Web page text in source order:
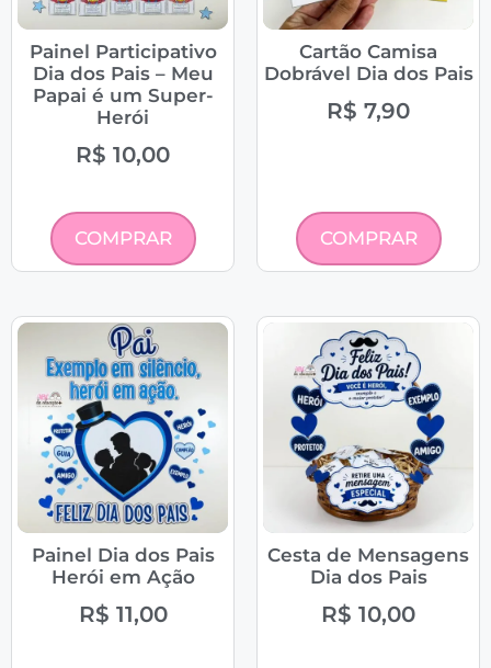
Painel Participativo
Dia dos Pais – Meu
Papai é um Super-
Herói
R$ 10,00
COMPRAR
Cartão Camisa
Dobrável Dia dos Pais
R$ 7,90
COMPRAR
Painel Dia dos Pais
Herói em Ação
R$ 11,00
Cesta de Mensagens
Dia dos Pais
R$ 10,00